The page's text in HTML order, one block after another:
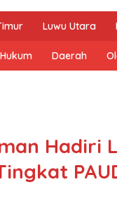
Luwu Utara
Hukum Daerah
Hadiri